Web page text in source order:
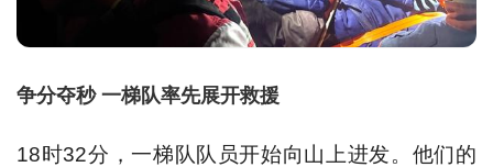
争分夺秒 一梯队率先展开救援
18时32分，一梯队队员开始向山上进发。他们的